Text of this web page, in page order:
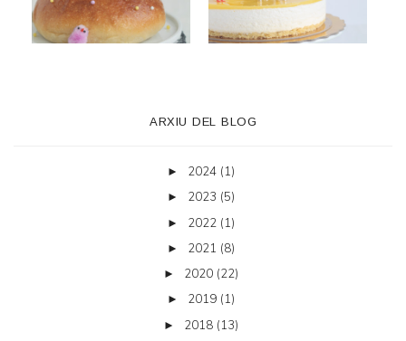
ARXIU DEL BLOG
► 2024 (1)
► 2023 (5)
► 2022 (1)
► 2021 (8)
► 2020 (22)
► 2019 (1)
► 2018 (13)